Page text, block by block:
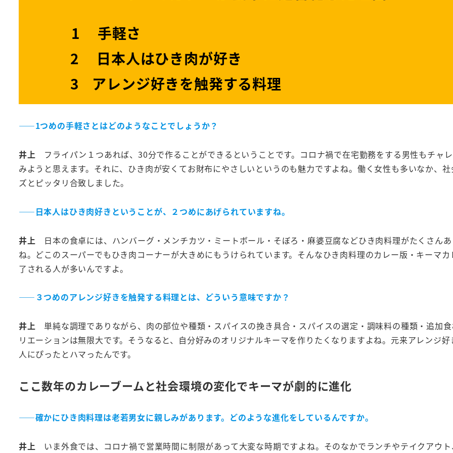
1 手軽さ
2 日本人はひき肉が好き
3 アレンジ好きを触発する料理
――1つめの手軽さとはどのようなことでしょうか？
井上 フライパン１つあれば、30分で作ることができるということです。コロナ禍で在宅勤務をする男性もチャ
みようと思えます。それに、ひき肉が安くてお財布にやさしいというのも魅力ですよね。働く女性も多いなか、社
ズとピッタリ合致しました。
――日本人はひき肉好きということが、２つめにあげられていますね。
井上 日本の食卓には、ハンバーグ・メンチカツ・ミートボール・そぼろ・麻婆豆腐などひき肉料理がたくさん
ね。どこのスーパーでもひき肉コーナーが大きめにもうけられています。そんなひき肉料理のカレー版・キーマカ
了される人が多いんですよ。
――３つめのアレンジ好きを触発する料理とは、どういう意味ですか？
井上 単純な調理でありながら、肉の部位や種類・スパイスの挽き具合・スパイスの選定・調味料の種類・追加
リエーションは無限大です。そうなると、自分好みのオリジナルキーマを作りたくなりますよね。元来アレンジ
人にぴったとハマったんです。
こ こ数年のカレーブームと社会環境の変化でキーマが劇的に進化
――確かにひき肉料理は老若男女に親しみがあります。どのような進化をしているんですか。
井上 いま外食では、コロナ禍で営業時間に制限があって大変な時期ですよね。そのなかでランチやテイクアウ